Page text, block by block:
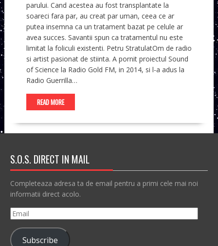
parului. Cand acestea au fost transplantate la
soareci fara par, au creat par uman, ceea ce ar
putea insemna ca un tratament bazat pe celule ar
avea succes. Savantii spun ca tratamentul nu este
limitat la foliculi existenti. Petru StratulatOm de radio
si artist pasionat de stiinta. A pornit proiectul Sound
of Science la Radio Gold FM, in 2014, si l-a adus la
Radio Guerrilla…
READ MORE
S.O.S. DIRECT IN MAIL
Completeaza adresa ta de email pentru a primi cele mai noi
informatii direct acolo.
Email
Subscribe